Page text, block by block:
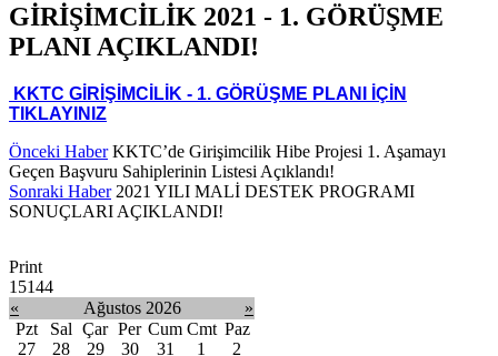
GİRİŞİMCİLİK 2021 - 1. GÖRÜŞME
PLANI AÇIKLANDI!
​ KKTC GİRİŞİMCİLİK - 1. GÖRÜŞME PLANI İÇİN
TIKLAYINIZ
Önceki Haber KKTC’de Girişimcilik Hibe Projesi 1. Aşamayı
Geçen Başvuru Sahiplerinin Listesi Açıklandı!
Sonraki Haber 2021 YILI MALİ DESTEK PROGRAMI
SONUÇLARI AÇIKLANDI!
Print
15144
«
Ağustos 2026
»
Pzt
Sal Çar Per Cum Cmt Paz
27
28 29 30 31 1
2